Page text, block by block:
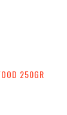
250GR